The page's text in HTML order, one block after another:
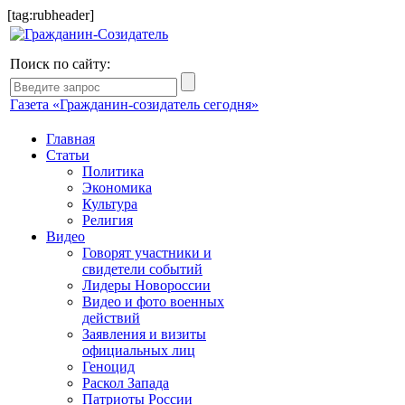
[tag:rubheader]
Поиск по сайту:
Газета «Гражданин-созидатель сегодня»
Главная
Статьи
Политика
Экономика
Культура
Религия
Видео
Говорят участники и
свидетели событий
Лидеры Новороссии
Видео и фото военных
действий
Заявления и визиты
официальных лиц
Геноцид
Раскол Запада
Патриоты России